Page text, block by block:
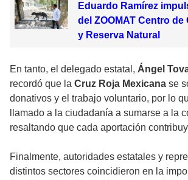
Eduardo Ramírez
del ZOOMAT Centro
y Reserva Natural
En tanto, el delegado estatal, Ángel
recordó que la Cruz Roja Mexicana se
donativos y el trabajo voluntario, por lo
llamado a la ciudadanía a sumarse a la
resaltando que cada aportación
Finalmente, autoridades estatales y
distintos sectores coincidieron en la